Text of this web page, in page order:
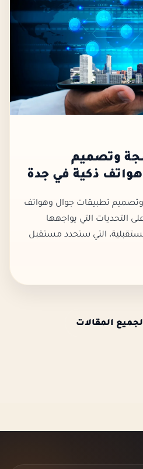
وتصميم
ذكية في جدة
تطبيقات جوال وهواتف
التحديات التي يواجهها
المطورون والاتجاهات المستقبلية. التي ستحدد مستقبل
كما تقدم افضل شركة
المقالات